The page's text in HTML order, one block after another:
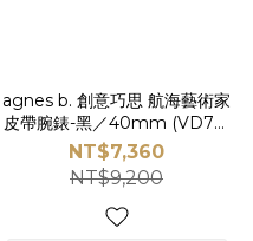
agnes b. 創意巧思 航海藝術家
皮帶腕錶-黑／40mm (VD73-
KV10D／BW2005X1) -
ERICA STORE 時尚時計
NT$7,360
NT$9,200